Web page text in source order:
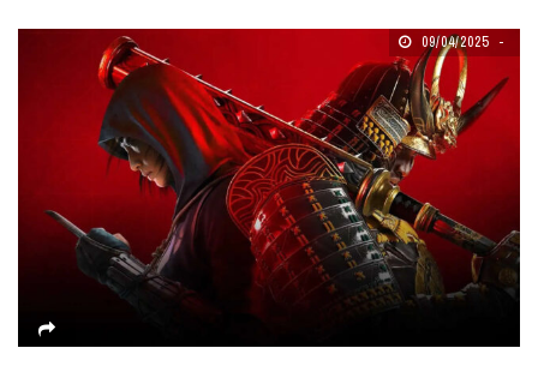
09/04/2025